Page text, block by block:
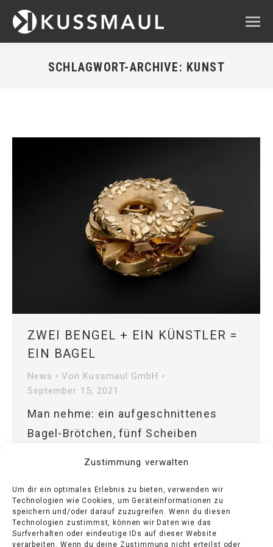
Zustimmung verwalten
Um dir ein optimales Erlebnis zu bieten, verwenden wir
Technologien wie Cookies, um Geräteinformationen zu
speichern und/oder darauf zuzugreifen. Wenn du diesen
Technologien zustimmst, können wir Daten wie das
Surfverhalten oder eindeutige IDs auf dieser Website
verarbeiten. Wenn du deine Zustimmung nicht erteilst oder
SCHLAGWORT-ARCHIVE: KUNST
ZWEI BENGEL + EIN KÜNSTLER =
EIN BAGEL
News Von Kussmaul GmbH
September 15, 2021
Man nehme: ein aufgeschnittenes
Bagel-Brötchen, fünf Scheiben
Kilogramm Gold – sowie zwei
schwäbische Lausbuben, die daraus
ein außergewöhnliches und